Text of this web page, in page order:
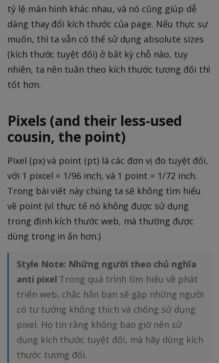
tỷ lệ màn hình khác nhau, và nó cũng giúp dễ
dàng thay đổi kích thước của page. Nếu thực sự
muốn, thì ta vẫn có thể sử dụng absolute sizes
(kích thước tuyệt đối) ở bất kỳ chỗ nào, tuy
nhiên, ta nên tuân theo kích thước tương đối thì
tốt hơn.
Pixels (and their less-used
cousin, the point)
Pixel (px) và point (pt) là các đơn vị đo tuyệt đối,
với 1 pixcel = 1/96 inch, và 1 point = 1/72 inch.
Trong bài viết này chúng ta sẽ không tìm hiểu
về point (vì thực tế nó không được sử dụng
trong định kích thước web, mà thường được
dùng trong in ấn hơn.)
Style Note: Những người theo chủ nghĩa
anti pixel Trong quá trình tìm hiểu về phát
triển web, chắc hẳn bạn sẽ gặp những người
có tư tưởng không thích và chống sử dụng
pixel. Họ tin rằng không bao giờ nên sử
dụng kích thước tuyệt đối, mà hãy dùng kích
thước tương đối.